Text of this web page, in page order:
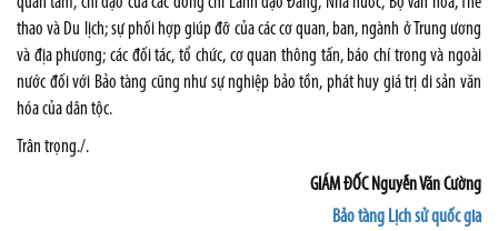
thao và Du lịch; sự phối hợp giúp đỡ của các cơ quan, ban, ngành ở Trung ương
và địa phương; các đối tác, tổ chức, cơ quan thông tấn, báo chí trong và ngoài
nước đối với Bảo tàng cũng như sự nghiệp bảo tồn, phát huy giá trị di sản văn
hóa của dân tộc.
Trân trọng./.
GIÁM ĐỐC Nguyễn Văn Cường
Bảo tàng Lịch sử quốc gia